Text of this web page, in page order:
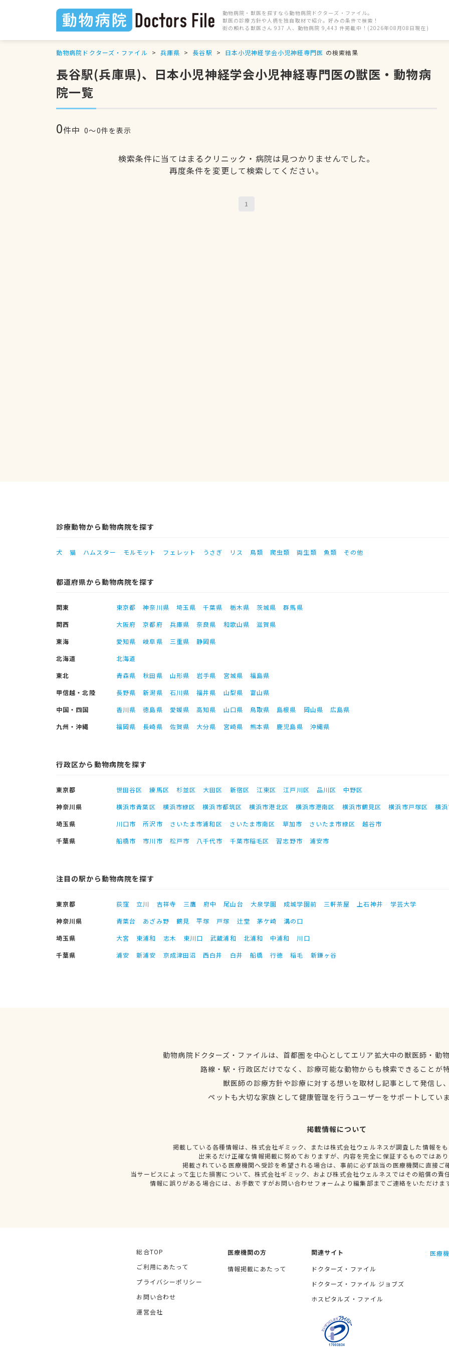
動物病院・獣医を探すなら動物病院ドクターズ・ファイル。
獣医の診療方針や人柄を独自取材で紹介。好みの条件で検索！
街の頼れる獣医さん 937 人、動物病院 9,443 件掲載中！(2026年08月08日現在)
動物病院ドクターズ・ファイル 兵庫県 長谷駅 日本小児神経学会小児神経専門医 の検索結果
長谷駅(兵庫県)、日本小児神経学会小児神経専門医の獣医・動物病
院一覧
0件中 0〜0件を表示
検索条件に当てはまるクリニック・病院は見つかりませんでした。
再度条件を変更して検索してください。
1
診療動物から動物病院を探す
犬 猫 ハムスター モルモット フェレット うさぎ リス 鳥類 爬虫類 両生類 魚類 その他
都道府県から動物病院を探す
関東 東京都 神奈川県 埼玉県 千葉県 栃木県 茨城県
群馬県
関西
大阪府 京都府 兵庫県 奈良県 和歌山県
滋賀県
東海
愛知県 岐阜県 三重県
静岡県
北海道
北海道
東北
青森県 秋田県 山形県 岩手県 宮城県
福島県
甲信越・北陸
長野県 新潟県 石川県 福井県 山梨県
富山県
中国・四国
香川県 徳島県 愛媛県 高知県 山口県 鳥取県 島根県 岡山県
広島県
九州・沖縄
福岡県 長崎県 佐賀県 大分県 宮崎県 熊本県 鹿児島県 沖縄県
行政区から動物病院を探す
東京都 世田谷区 練馬区 杉並区 大田区 新宿区 江東区 江戸川区 品川区
中野区
神奈川県
横浜市青葉区 横浜市緑区 横浜市都筑区 横浜市港北区 横浜市港南区 横浜市鶴見区 横浜市戸塚区
横
埼玉県
川口市 所沢市 さいたま市浦和区 さいたま市南区 草加市 さいたま市緑区
越谷市
千葉県
船橋市 市川市 松戸市 八千代市 千葉市稲毛区 習志野市 浦安市
注目の駅から動物病院を探す
東京都 荻窪 立川 吉祥寺 三鷹 府中 尾山台 大泉学園 成城学園前 三軒茶屋 上石神井
学芸大学
神奈川県
青葉台 あざみ野 鶴見 平塚 戸塚 辻堂 茅ケ崎
溝の口
埼玉県
大宮 東浦和 志木 東川口 武蔵浦和 北浦和 中浦和
川口
千葉県
浦安 新浦安 京成津田沼 西白井 白井 船橋 行徳 稲毛 新鎌ヶ谷
動物病院ドクターズ・ファイルは、首都圏を中心としてエリア拡大中の獣医師・動
路線・駅・行政区だけでなく、診療可能な動物からも検索できることが
獣医師の診療方針や診療に対する想いを取材し記事として発信し
ペットも大切な家族として健康管理を行うユーザーをサポートしてい
掲載情報について
掲載している各種情報は、株式会社ギミック、または株式会社ウェルネスが調査した情報を
出来るだけ正確な情報掲載に努めておりますが、内容を完全に保証するものではあ
掲載されている医療機関へ受診を希望される場合は、事前に必ず該当の医療機関に直接ご
当サービスによって生じた損害について、株式会社ギミック、および株式会社ウェルネスではその賠償の責
情報に誤りがある場合には、お手数ですがお問い合わせフォームより編集部までご連絡をいただけま
総合TOP
ご利用にあたって
プライバシーポリシー
お問い合わせ
運営会社
医療機関の方
情報掲載にあたって
関連サイト
ドクターズ・ファイル
ドクターズ・ファイル ジョブズ
ホスピタルズ・ファイル
医療